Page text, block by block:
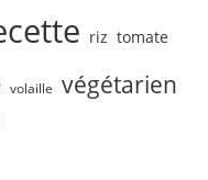
riz tomate
volaille végétarien